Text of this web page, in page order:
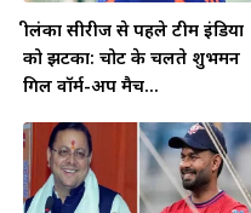
श्रीलंका सीरीज से पहले टीम इंडिया
को झटका: चोट के चलते शुभमन
गिल वॉर्म-अप मैच...